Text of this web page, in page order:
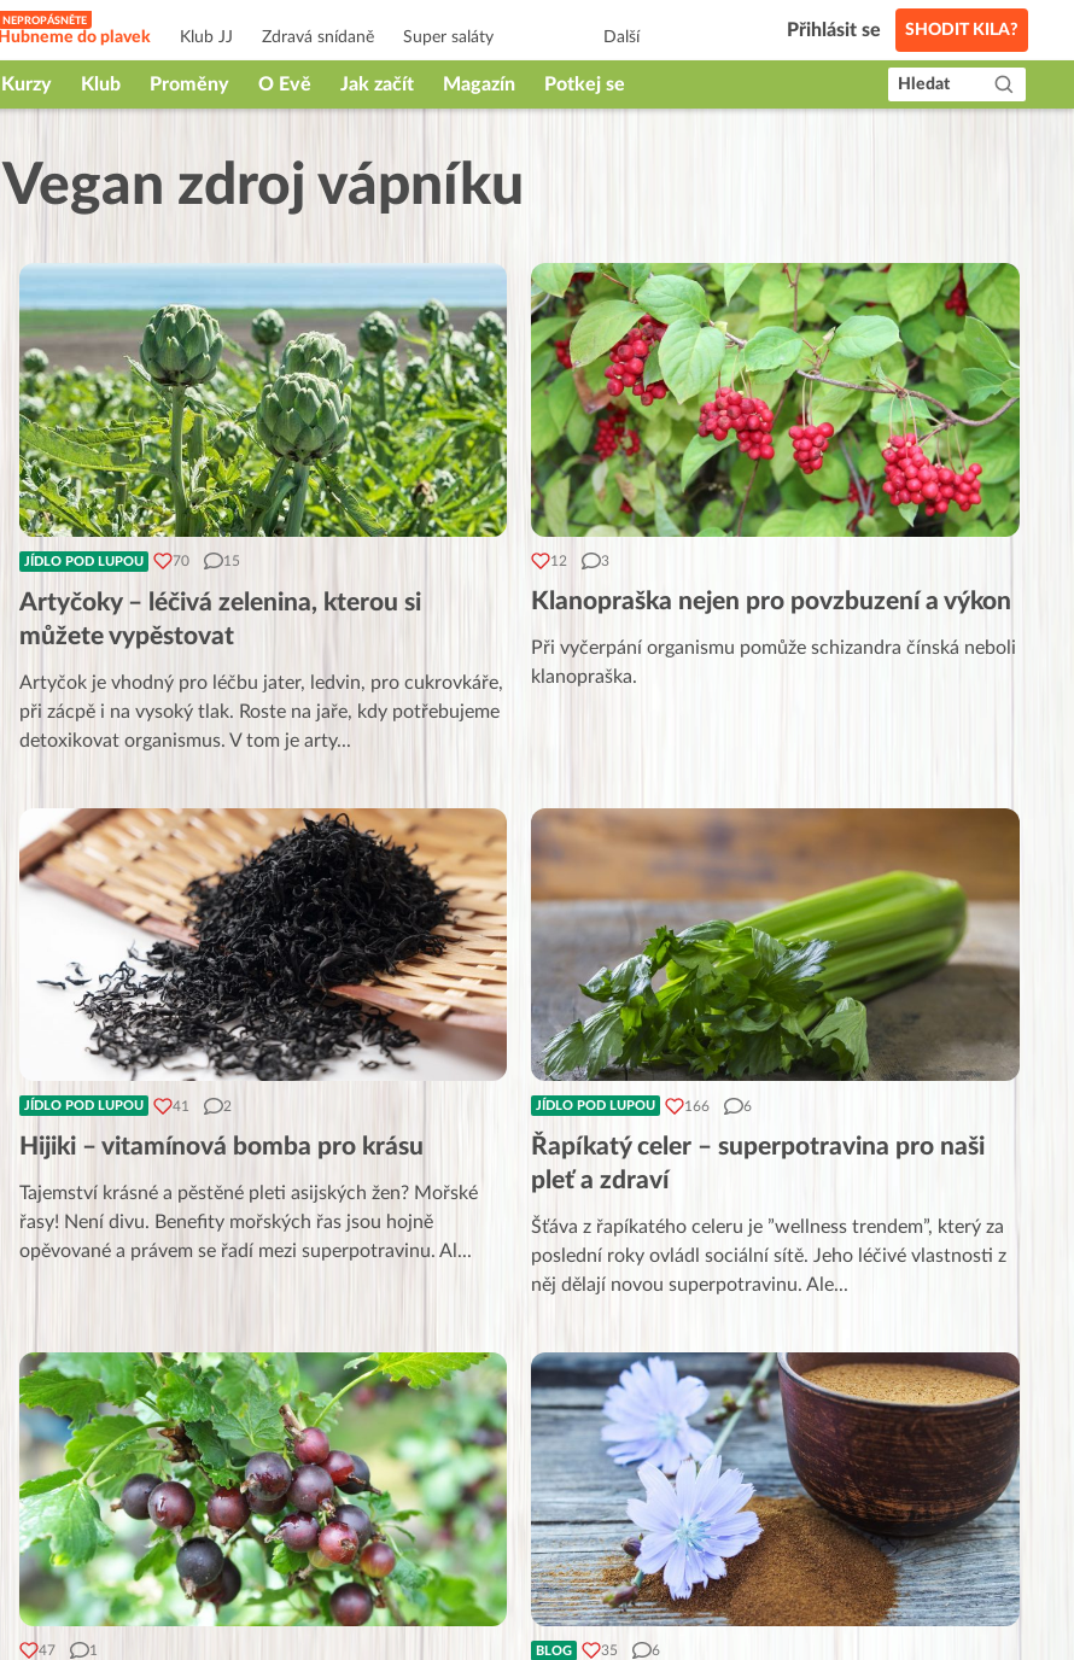
Hubneme do plavek Klub JJ Zdravá snídaně Super saláty Další Přihlásit se SHODIT KILA?
Kurzy Klub Proměny O Evě Jak začít Magazín Potkej se Hledat
Vegan zdroj vápníku
JÍDLO POD LUPOU 70 15
Artyčoky – léčivá zelenina, kterou si
můžete vypěstovat
Artyčok je vhodný pro léčbu jater, ledvin, pro cukrovkáře,
při zácpě i na vysoký tlak. Roste na jaře, kdy potřebujeme
detoxikovat organismus. V tom je arty...
12 3
Klanopraška nejen pro povzbuzení a výkon
Při vyčerpání organismu pomůže schizandra čínská neboli
klanopraška.
JÍDLO POD LUPOU 41 2
Hijiki – vitamínová bomba pro krásu
Tajemství krásné a pěstěné pleti asijských žen? Mořské
řasy! Není divu. Benefity mořských řas jsou hojně
opěvované a právem se řadí mezi superpotravinu. Al ...
JÍDLO POD LUPOU 166 6
Řapíkatý celer – superpotravina pro naši
pleť a zdraví
Šťáva z řapíkatého celeru je ”wellness trendem”, který za
poslední roky ovládl sociální sítě. Jeho léčivé vlastnosti z
něj dělají novou superpotravinu. Ale...
47 1 BLOG 35 6